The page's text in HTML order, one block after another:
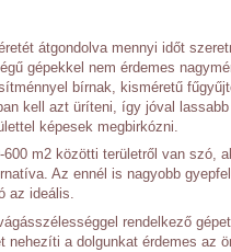
átgondolva mennyi időt
gépekkel nem érdemes
bírnak, kisméretű
kell azt üríteni, így jóval
képesek megbirkózni.
m2 közötti területről van szó,
Az ennél is nagyobb
az ideális.
rendelkező
nehezíti a dolgunkat érdemes az